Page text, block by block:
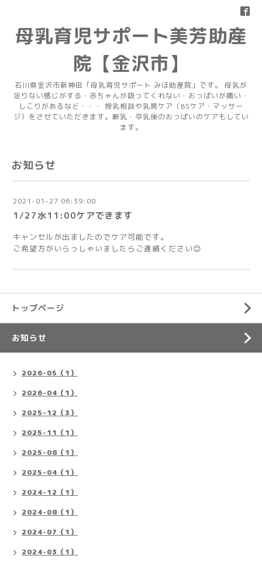
母乳育児サポート美芳助産
院【金沢市】
石川県金沢市新神田「母乳育児サポート みほ助産院」です。 母乳が
足りない感じがする・赤ちゃんが吸ってくれない・おっぱいが痛い・
しこりがあるなど・・・ 授乳相談や乳房ケア（BSケア・マッサー
ジ）をさせていただきます。断乳・卒乳後のおっぱいのケアもしてい
ます。
お知らせ
2021-01-27 06:39:00
1/27水11:00ケアできます
キャンセルが出ましたのでケア可能です。
ご希望方がいらっしゃいましたらご連絡ください😊
トップページ
お知らせ
2026-05（1）
2026-04（1）
2025-12（3）
2025-11（1）
2025-08（1）
2025-04（1）
2024-12（1）
2024-08（1）
2024-07（1）
2024-03（1）